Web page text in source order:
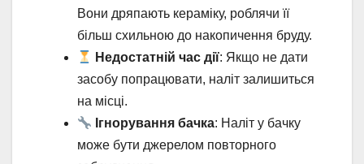
Вони дряпають кераміку, роблячи її
більш схильною до накопичення бруду.
Недостатній час дії: Якщо не дати
засобу попрацювати, наліт залишиться
на місці.
Ігнорування бачка: Наліт у бачку
може бути джерелом повторного